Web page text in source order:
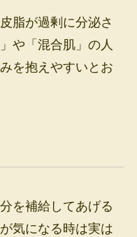
脂が過剰に分泌さ
や「混合肌」の人
を抱えやすいとお
を補給してあげる
気になる時は実は